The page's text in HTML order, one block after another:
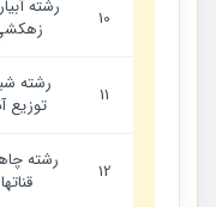
10
رشته
11
رشته
توزيع
12
رشته
قناتها